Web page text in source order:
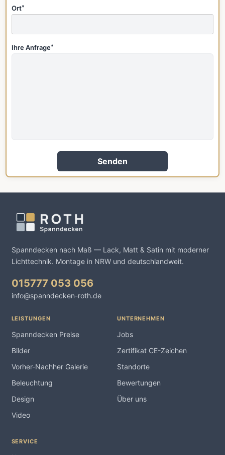
Ort*
Ihre Anfrage*
Senden
Spanndecken nach Maß — Lack, Matt & Satin mit moderner
Lichttechnik. Montage in NRW und deutschlandweit.
015777 053 056
info@spanndecken-roth.de
LEISTUNGEN
Spanndecken Preise
Bilder
Vorher-Nachher Galerie
Beleuchtung
Design
Video
UNTERNEHMEN
Jobs
Zertifikat CE-Zeichen
Standorte
Bewertungen
Über uns
SERVICE